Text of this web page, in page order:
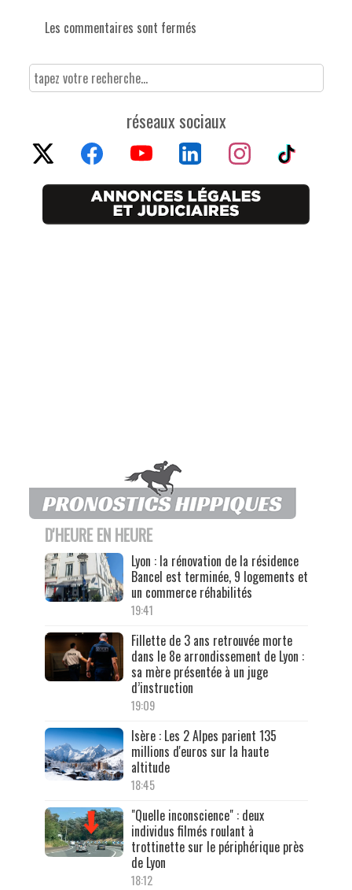
Les commentaires sont fermés
réseaux sociaux
D'HEURE EN HEURE
Lyon : la rénovation de la résidence
Bancel est terminée, 9 logements et
un commerce réhabilités
19:41
Fillette de 3 ans retrouvée morte
dans le 8e arrondissement de Lyon :
sa mère présentée à un juge
d’instruction
19:09
Isère : Les 2 Alpes parient 135
millions d'euros sur la haute
altitude
18:45
"Quelle inconscience" : deux
individus filmés roulant à
trottinette sur le périphérique près
de Lyon
18:12